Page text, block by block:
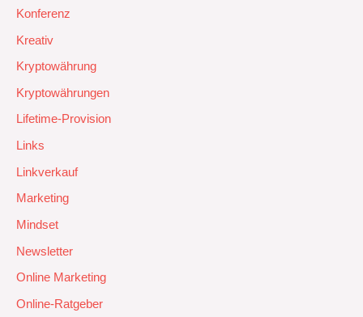
Konferenz
Kreativ
Kryptowährung
Kryptowährungen
Lifetime-Provision
Links
Linkverkauf
Marketing
Mindset
Newsletter
Online Marketing
Online-Ratgeber